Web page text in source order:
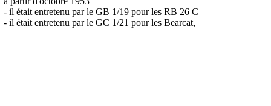
- il était entretenu par le GB 1/19 pour les RB 26 C
- il était entretenu par le GC 1/21 pour les Bearcat,